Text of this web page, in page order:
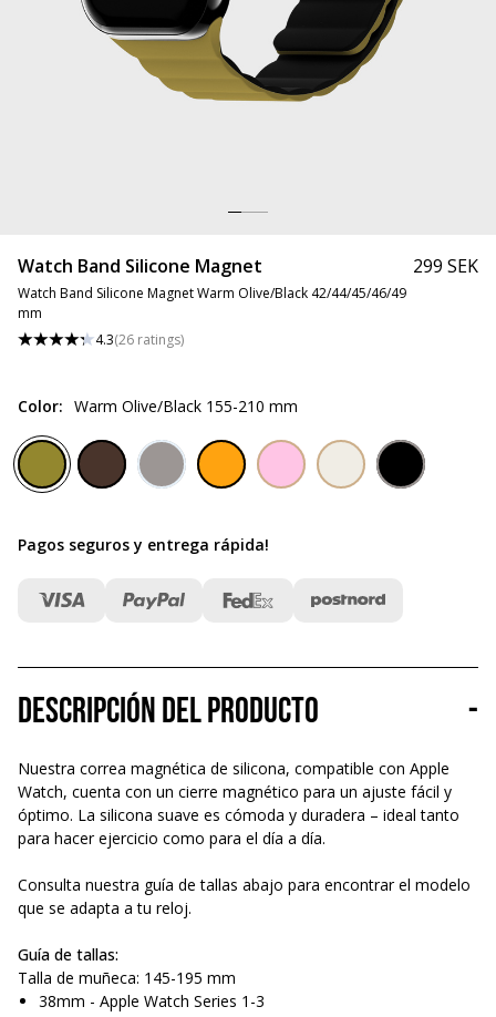
Watch Band Silicone Magnet
Watch Band Silicone Magnet Warm Olive/Black 42/44/45/46/49
mm
4.3(26 ratings)
299 SEK
Color: Warm Olive/Black 155-210 mm
Pagos seguros y entrega rápida!
Descripción del producto -
Nuestra correa magnética de silicona, compatible con Apple
Watch, cuenta con un cierre magnético para un ajuste fácil y
óptimo. La silicona suave es cómoda y duradera – ideal tanto
para hacer ejercicio como para el día a día.
Consulta nuestra guía de tallas abajo para encontrar el modelo
que se adapta a tu reloj.
Guía de tallas:
Talla de muñeca: 145-195 mm
38mm - Apple Watch Series 1-3